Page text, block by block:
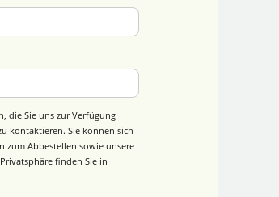
die Sie uns zur Verfügung
kontaktieren. Sie können sich
zum Abbestellen sowie unsere
finden Sie in